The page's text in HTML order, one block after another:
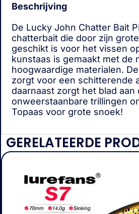
Beschrijving
De Lucky John Chatter Bait
chatterbait die door zijn
geschikt is voor het vissen
kunstaas is gemaakt met de
hoogwaardige materialen.
zorgt voor een schitterende
daarnaast zorgt het blad
onweerstaanbare trillingen
Topaas voor grote snoek!
GERELATEERDE